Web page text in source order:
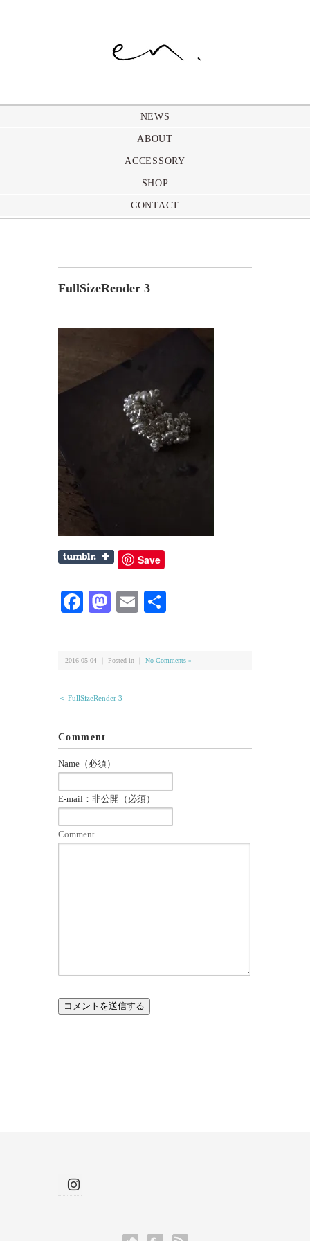
NEWS
ABOUT
ACCESSORY
SHOP
CONTACT
FullSizeRender 3
Save
Facebook
Mastodon
Email
2016-05-04 ｜ Posted in ｜ No Comments »
＜ FullSizeRender 3
Comment
Name（必須）
E-mail：非公開（必須）
Comment